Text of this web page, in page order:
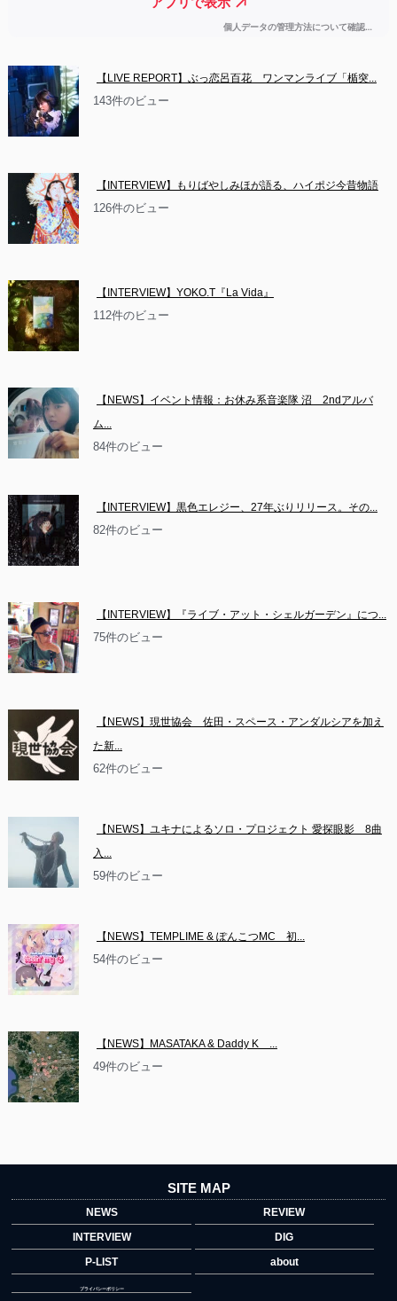
【LIVE REPORT】ぶっ恋呂百花　ワンマンライブ「楯突...
143件のビュー
【INTERVIEW】もりばやしみほが語る、ハイポジ今昔物語
126件のビュー
【INTERVIEW】YOKO.T『La Vida』
112件のビュー
【NEWS】イベント情報：お休み系音楽隊 沼　2ndアルバ
ム...
84件のビュー
【INTERVIEW】黒色エレジー、27年ぶりリリース。その...
82件のビュー
【INTERVIEW】『ライブ・アット・シェルガーデン』につ...
75件のビュー
【NEWS】現世協会　佐田・スペース・アンダルシアを加え
た新...
62件のビュー
【NEWS】ユキナによるソロ・プロジェクト 愛探眼影　8曲
入...
59件のビュー
【NEWS】TEMPLIME & ぽんこつMC　初...
54件のビュー
【NEWS】MASATAKA & Daddy K　...
49件のビュー
SITE MAP
NEWS
REVIEW
INTERVIEW
DIG
P-LIST
about
プライバシーポリシー